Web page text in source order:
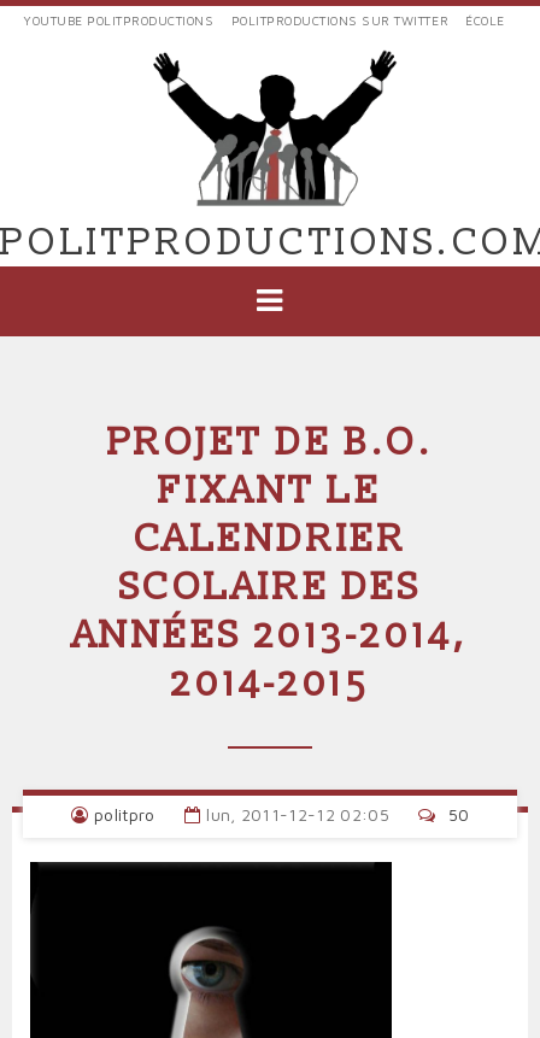
Aller
EXTERNES
POLIT'PRODUCTIONS
YOUTUBE POLITPRODUCTIONS POLITPRODUCTIONS SUR TWITTER ÉCOLE
PROJET DE B.O.
FIXANT LE
CALENDRIER
SCOLAIRE DES
ANNÉES 2013-2014,
2014-2015
politpro lun, 2011-12-12 02:05 50